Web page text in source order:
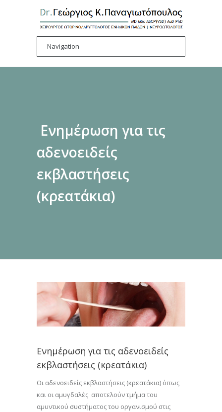
Ενημέρωση για τις
αδενοειδείς
εκβλαστήσεις
(κρεατάκια)
Ενημέρωση για τις αδενοειδείς
εκβλαστήσεις (κρεατάκια)
Οι αδενοειδείς εκβλαστήσεις (κρεατάκια) όπως
και οι αμυγδαλές αποτελούν τμήμα του
αμυντικού συστήματος του οργανισμού στις